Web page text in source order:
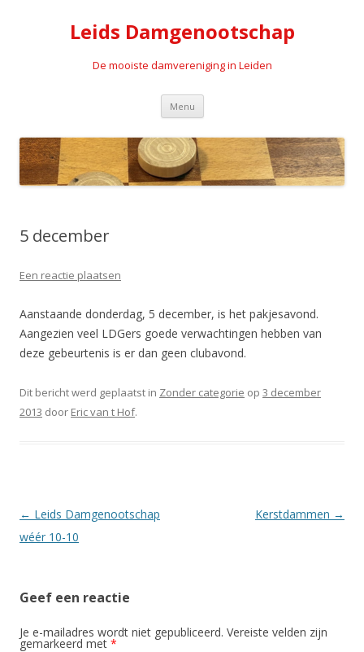
Leids Damgenootschap
De mooiste damvereniging in Leiden
Menu Spring naar de inhoud
5 december
Een reactie plaatsen
Aanstaande donderdag, 5 december, is het pakjesavond.
Aangezien veel LDGers goede verwachtingen hebben van
deze gebeurtenis is er dan geen clubavond.
Dit bericht werd geplaatst in Zonder categorie op 3 december
2013 door Eric van t Hof.
Berichtnavigatie
← Leids Damgenootschap
wéér 10-10
Kerstdammen →
Geef een reactie
Je e-mailadres wordt niet gepubliceerd. Vereiste velden zijn
gemarkeerd met *